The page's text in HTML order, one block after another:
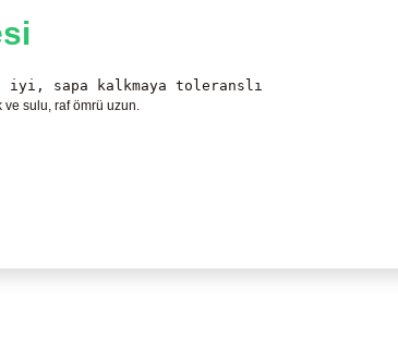
iyi, sapa kalkmaya toleranslı
ve sulu, raf ömrü uzun.